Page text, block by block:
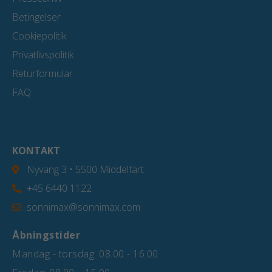
Betingelser
Cookiepolitik
Privatlivspolitik
Returformular
FAQ
KONTAKT
Nyvang 3 • 5500 Middelfart
+45 6440 1122
sonnimax@sonnimax.com
Åbningstider
Mandag - torsdag: 08.00 - 16.00